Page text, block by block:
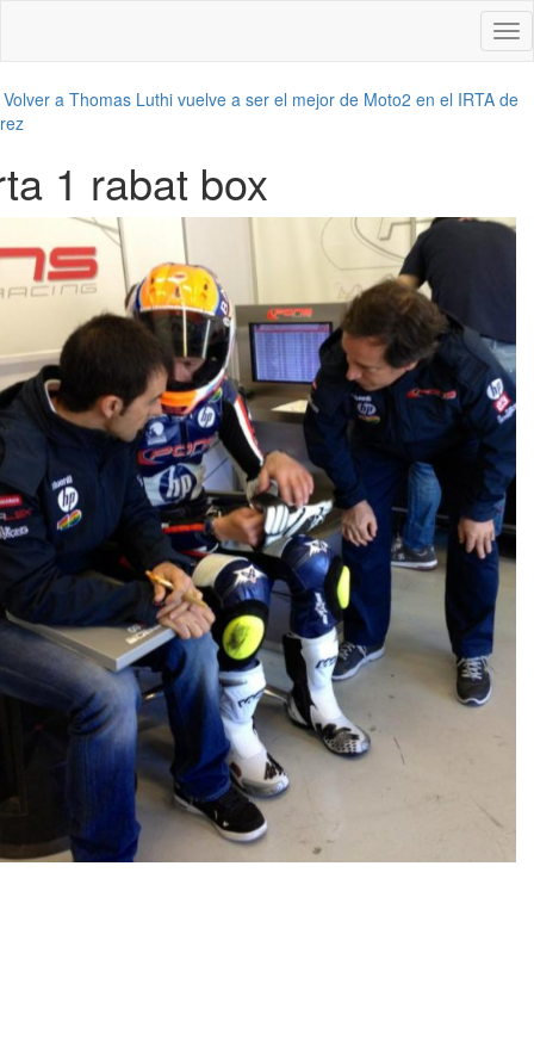
Volver a Thomas Luthi vuelve a ser el mejor de Moto2 en el IRTA de
1 rabat box